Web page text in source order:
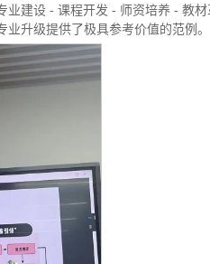
业建设 - 课程开发 - 师资培养 - 教
升级提供了极具参考价值的范例。